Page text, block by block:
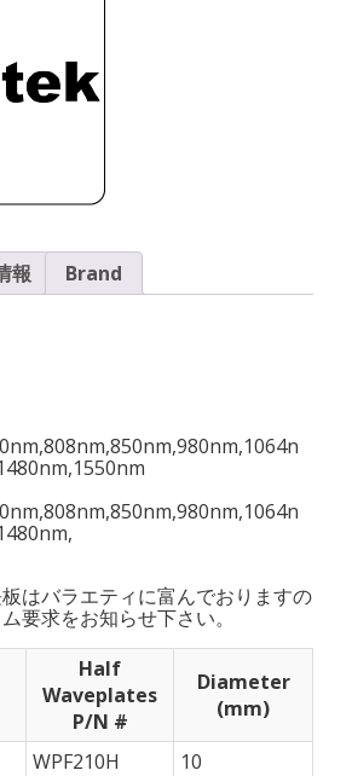
報 Brand
はバラエティに富んでおりますの
要求をお知らせ下さい。
Half
Waveplates
P/N #
Diameter
(mm)
WPF210H
10